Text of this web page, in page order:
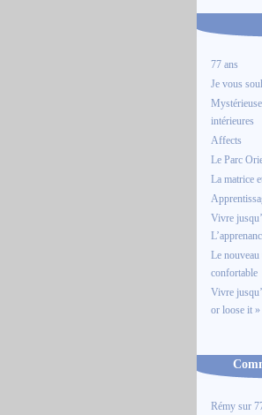
77 ans
Je vous
intérieures
Affects
Le Parc
La matrice
Vivre
Le nouveau
confortable
Vivre
or loose it »
Rémy sur